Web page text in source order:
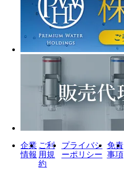
企業
情報
ご利
用規
約
プライバシ
ーポリシー
免責
事項